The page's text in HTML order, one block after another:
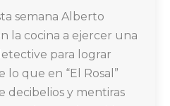
semana Alberto
la cocina a ejercer una
para lograr
que en “El Rosal”
decibelios y mentiras